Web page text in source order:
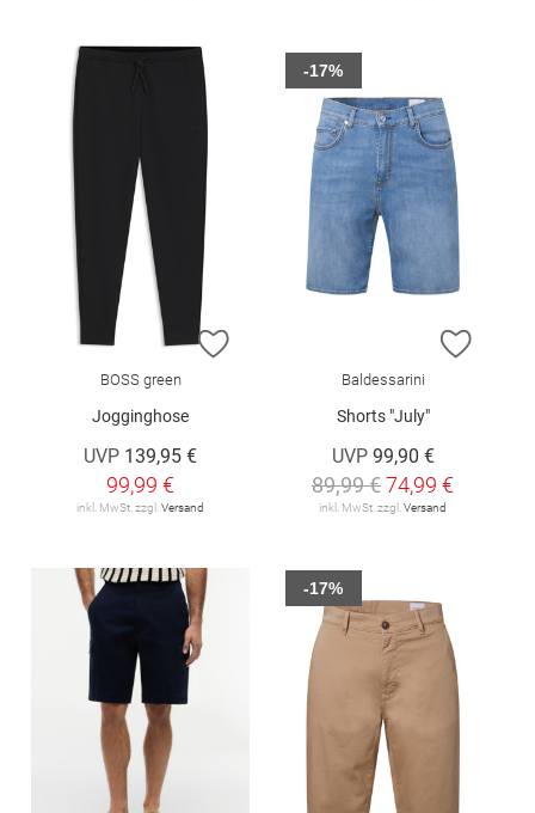
ZUR WUNSCHLISTE HINZUFÜGEN
BOSS green
Jogginghose
UVP 139,95 €
99,99 €
inkl. MwSt. zzgl. Versand
ZUR
Baldessarini
Shorts "July"
UVP 99,90 €
89,99 €74,99 €
inkl. MwSt. zzgl. Versand
-17%
-17%